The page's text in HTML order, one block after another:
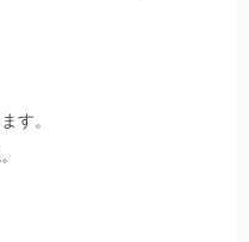
す。